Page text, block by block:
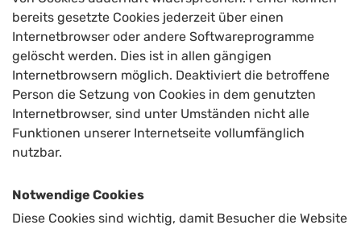
bereits gesetzte Cookies jederzeit über einen
Internetbrowser oder andere Softwareprogramme
gelöscht werden. Dies ist in allen gängigen
Internetbrowsern möglich. Deaktiviert die betroffene
Person die Setzung von Cookies in dem genutzten
Internetbrowser, sind unter Umständen nicht alle
Funktionen unserer Internetseite vollumfänglich
nutzbar.
Notwendige Cookies
Diese Cookies sind wichtig, damit Besucher die Website